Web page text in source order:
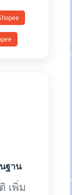
ฐาน
เพิ่ม